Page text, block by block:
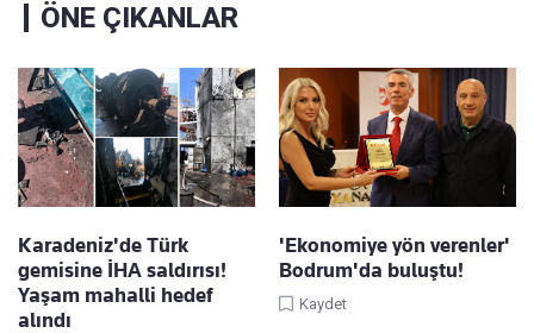
ÖNE ÇIKANLAR
Karadeniz'de Türk
gemisine İHA saldırısı!
Yaşam mahalli hedef
alındı
'Ekonomiye yön verenler'
Bodrum'da buluştu!
Kaydet